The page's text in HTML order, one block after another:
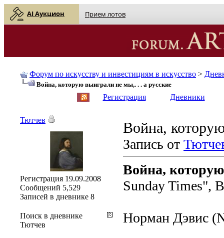
AI Аукцион Прием лотов
Форум по искусству и инвестициям в искусство >
Война, которую выиграли не мы,. . . а русские
Регистрация Дневники
Война,
Запись от
Война,
Sunday Times",
Норман Дэвис
Тютчев
Регистрация 19.09.2008
Сообщений 5,529
Записей в дневнике 8
Поиск в дневнике
Тютчев